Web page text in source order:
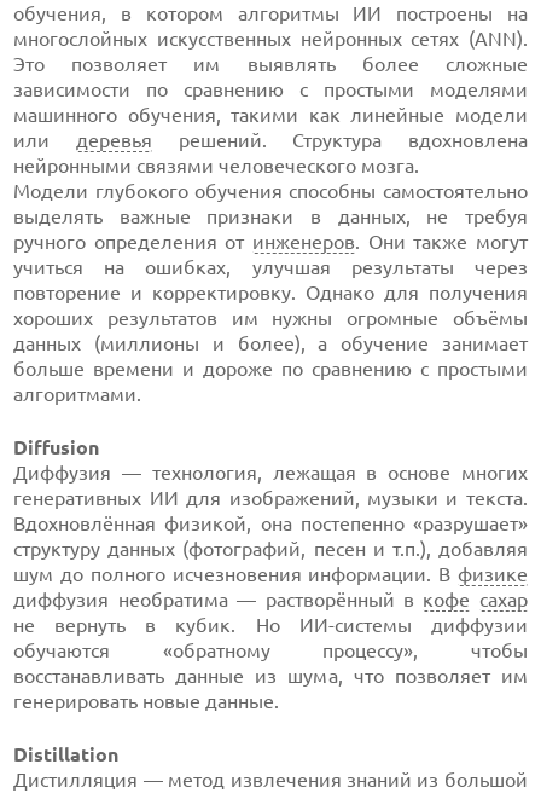
обучения, в котором алгоритмы ИИ построены на
многослойных искусственных нейронных сетях (ANN).
Это позволяет им выявлять более сложные
зависимости по сравнению с простыми моделями
машинного обучения, такими как линейные модели
или деревья решений. Структура вдохновлена
нейронными связями человеческого мозга.
Модели глубокого обучения способны самостоятельно
выделять важные признаки в данных, не требуя
ручного определения от инженеров. Они также могут
учиться на ошибках, улучшая результаты через
повторение и корректировку. Однако для получения
хороших результатов им нужны огромные объёмы
данных (миллионы и более), а обучение занимает
больше времени и дороже по сравнению с простыми
алгоритмами.
Diffusion
Диффузия — технология, лежащая в основе многих
генеративных ИИ для изображений, музыки и текста.
Вдохновлённая физикой, она постепенно «разрушает»
структуру данных (фотографий, песен и т.п.), добавляя
шум до полного исчезновения информации. В физике
диффузия необратима — растворённый в кофе сахар
не вернуть в кубик. Но ИИ-системы диффузии
обучаются «обратному процессу», чтобы
восстанавливать данные из шума, что позволяет им
генерировать новые данные.
Distillation
Дистилляция — метод извлечения знаний из большой